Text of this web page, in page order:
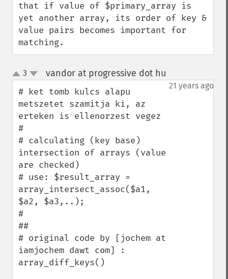
that if value of $primary_array is
yet another array, its order of key &
value pairs becomes important for
matching.
up
down
3 vandor at progressive dot hu
21 years ago
# ket tomb kulcs alapu
metszetet szamitja ki, az
erteken is ellenorzest vegez
#
# calculating (key base)
intersection of arrays (value
are checked)
# use: $result_array =
array_intersect_assoc($a1,
$a2, $a3,..);
#
##
# original code by [jochem at
iamjochem dawt com] :
array_diff_keys()